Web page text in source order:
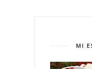
MI